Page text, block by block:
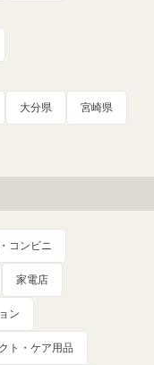
大分県 宮崎県
コンビニ
家電店
ン
ト・ケア用品